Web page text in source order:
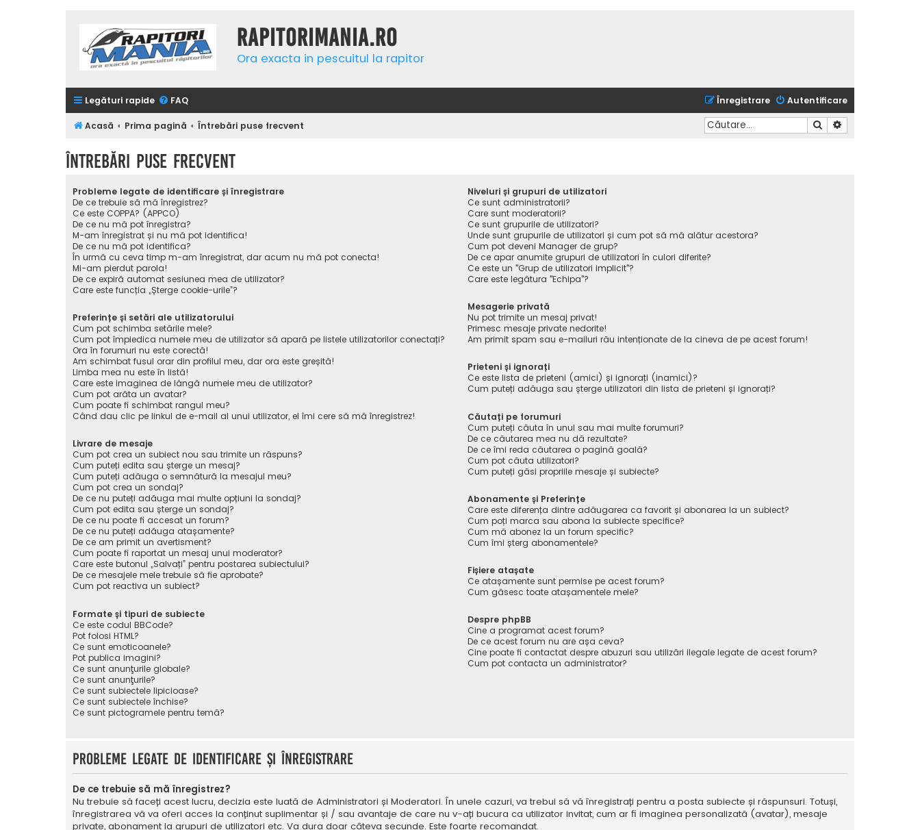
Rapitorimania.ro
Ora exacta in pescuitul la rapitor
Legături rapide FAQ Autentificare
Înregistrare
Acasă Prima pagină Întrebări puse frecvent Căutare
Întrebări puse frecvent
Probleme legate de identificare și înregistrare
De ce trebuie să mă înregistrez?
Ce este COPPA? (APPCO)
De ce nu mă pot înregistra?
M-am înregistrat și nu mă pot identifica!
De ce nu mă pot identifica?
În urmă cu ceva timp m-am înregistrat, dar acum nu mă pot conecta!
Mi-am pierdut parola!
De ce expiră automat sesiunea mea de utilizator?
Care este funcția „Șterge cookie-urile”?
Preferințe și setări ale utilizatorului
Cum pot schimba setările mele?
Cum pot împiedica numele meu de utilizator să apară pe listele utilizatorilor conectați?
Ora în forumuri nu este corectă!
Am schimbat fusul orar din profilul meu, dar ora este greșită!
Limba mea nu este în listă!
Care este imaginea de lângă numele meu de utilizator?
Cum pot arăta un avatar?
Cum poate fi schimbat rangul meu?
Când dau clic pe linkul de e-mail al unui utilizator, el îmi cere să mă înregistrez!
Livrare de mesaje
Cum pot crea un subiect nou sau trimite un răspuns?
Cum puteți edita sau șterge un mesaj?
Cum puteți adăuga o semnătură la mesajul meu?
Cum pot crea un sondaj?
De ce nu puteți adăuga mai multe opțiuni la sondaj?
Cum pot edita sau șterge un sondaj?
De ce nu poate fi accesat un forum?
De ce nu puteți adăuga atașamente?
De ce am primit un avertisment?
Cum poate fi raportat un mesaj unui moderator?
Care este butonul „Salvați” pentru postarea subiectului?
De ce mesajele mele trebuie să fie aprobate?
Cum pot reactiva un subiect?
Formate și tipuri de subiecte
Ce este codul BBCode?
Pot folosi HTML?
Ce sunt emoticoanele?
Pot publica imagini?
Ce sunt anunţurile globale?
Ce sunt anunţurile?
Ce sunt subiectele lipicioase?
Ce sunt subiectele închise?
Ce sunt pictogramele pentru temă?
Niveluri și grupuri de utilizatori
Ce sunt administratorii?
Care sunt moderatorii?
Ce sunt grupurile de utilizatori?
Unde sunt grupurile de utilizatori și cum pot să mă alătur acestora?
Cum pot deveni Manager de grup?
De ce apar anumite grupuri de utilizatori în culori diferite?
Ce este un "Grup de utilizatori implicit"?
Care este legătura "Echipa"?
Mesagerie privată
Nu pot trimite un mesaj privat!
Primesc mesaje private nedorite!
Am primit spam sau e-mailuri rău intenționate de la cineva de pe acest forum!
Prieteni și ignorați
Ce este lista de prieteni (amici) și ignorați (inamici)?
Cum puteți adăuga sau șterge utilizatori din lista de prieteni și ignorați?
Căutați pe forumuri
Cum puteți căuta în unul sau mai multe forumuri?
De ce căutarea mea nu dă rezultate?
De ce îmi reda căutarea o pagină goală?
Cum pot căuta utilizatori?
Cum puteți găsi propriile mesaje și subiecte?
Abonamente și Preferințe
Care este diferența dintre adăugarea ca favorit și abonarea la un subiect?
Cum poți marca sau abona la subiecte specifice?
Cum mă abonez la un forum specific?
Cum îmi șterg abonamentele?
Fișiere atașate
Ce atașamente sunt permise pe acest forum?
Cum găsesc toate atașamentele mele?
Despre phpBB
Cine a programat acest forum?
De ce acest forum nu are așa ceva?
Cine poate fi contactat despre abuzuri sau utilizări ilegale legate de acest forum?
Cum pot contacta un administrator?
Probleme legate de identificare și înregistrare
De ce trebuie să mă înregistrez?
Nu trebuie să faceți acest lucru, decizia este luată de Administratori și Moderatori. În unele cazuri, va trebui să vă înregistrați pentru a posta subiecte și răspunsuri. Totuși,
înregistrarea vă va oferi acces la conținut suplimentar și / sau avantaje de care nu v-ați bucura ca utilizator invitat, cum ar fi imaginea personalizată (avatar), mesaje
private, abonament la grupuri de utilizatori etc. Va dura doar câteva secunde. Este foarte recomandat.